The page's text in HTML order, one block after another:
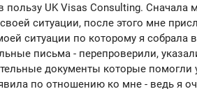
пользу UK Visas Consulting. Сначала
ситуации, после этого мне
ситуации по которому я
письма - перепроверили,
документы которые помогли
по отношению ко мне - ведь я